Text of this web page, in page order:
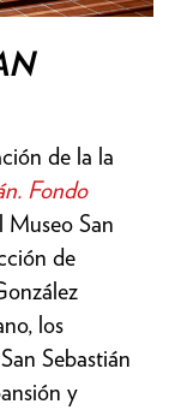
de la la
Fondo
San
de
los
Sebastián
y